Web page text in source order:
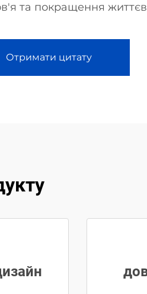
та покращення
Отримати цитату